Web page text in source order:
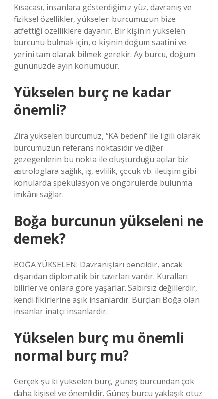
Kısacası, insanlara gösterdiğimiz yüz, davranış ve
fiziksel özellikler, yükselen burcumuzun bize
atfettiği özelliklere dayanır. Bir kişinin yükselen
burcunu bulmak için, o kişinin doğum saatini ve
yerini tam olarak bilmek gerekir. Ay burcu, doğum
gününüzde ayın konumudur.
Yükselen burç ne kadar
önemli?
Zira yükselen burcumuz, “KA bedeni” ile ilgili olarak
burcumuzun referans noktasıdır ve diğer
gezegenlerin bu nokta ile oluşturduğu açılar biz
astrologlara sağlık, iş, evlilik, çocuk vb. iletişim gibi
konularda spekülasyon ve öngörülerde bulunma
imkânı sağlar.
Boğa burcunun yükseleni ne
demek?
BOĞA YÜKSELEN: Davranışları bencildir, ancak
dışarıdan diplomatik bir tavırları vardır. Kuralları
bilirler ve onlara göre yaşarlar. Sabırsız değillerdir,
kendi fikirlerine aşık insanlardır. Burçları Boğa olan
insanlar inatçı insanlardır.
Yükselen burç mu önemli
normal burç mu?
Gerçek şu ki yükselen burç, güneş burcundan çok
daha kişisel ve önemlidir. Güneş burcu yaklaşık otuz